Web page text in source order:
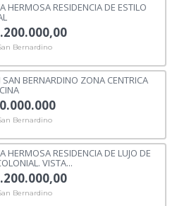
HERMOSA RESIDENCIA DE ESTILO
Bernardino
SAN BERNARDINO ZONA CENTRICA
Bernardino
HERMOSA RESIDENCIA DE LUJO DE
VISTA...
Bernardino